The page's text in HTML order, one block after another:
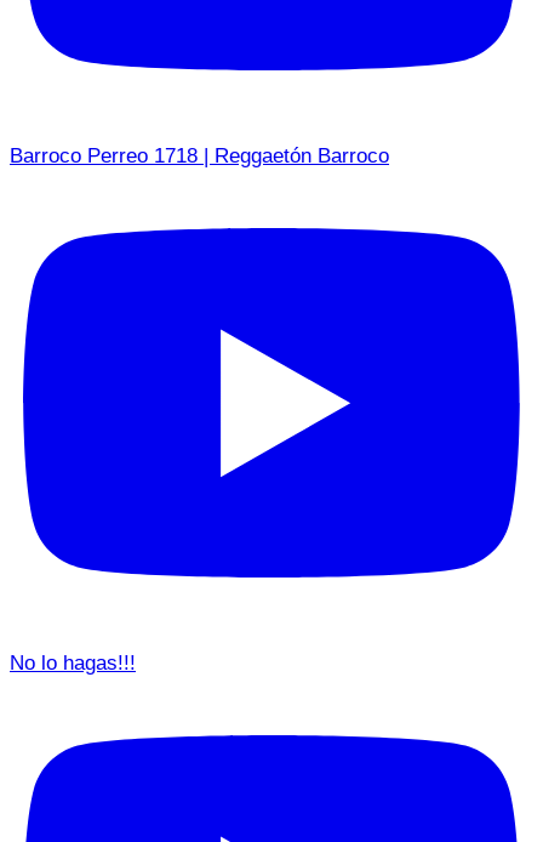
Barroco Perreo 1718 | Reggaetón Barroco
No lo hagas!!!